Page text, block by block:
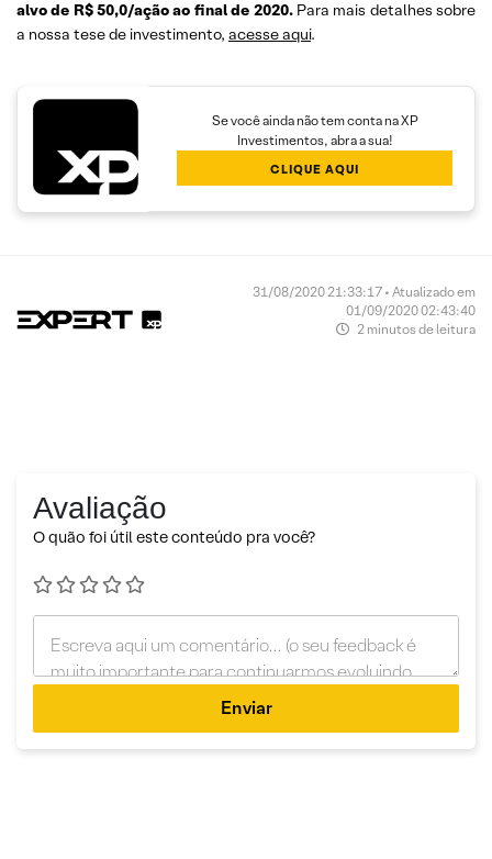
alvo de R$ 50,0/ação ao final de 2020.Para mais detalhes sobre
a nossa tese de investimento, acesse aqui.
Se você ainda não tem conta na XP
Investimentos, abra a sua!
CLIQUE AQUI
31/08/2020 21:33:17 • Atualizado em
01/09/2020 02:43:40
2 minutos de leitura
Avaliação
O quão foi útil este conteúdo pra você?
Enviar